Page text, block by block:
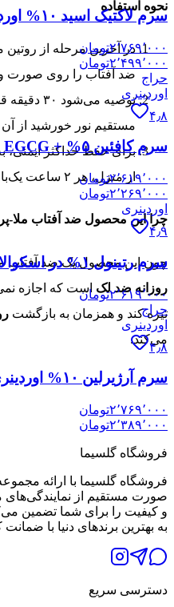
نحوه استفاده
در آخرین مرحله از روتین
ضد آفتاب را روی صورت و
توصیه
مستقیم نور خورشید از آن
برای حفظ حداکثر ایمنی،
از منزل، هر ۲ ساعت یک‌بار آن را
چرا این محصول ضد آفتاب ملا-
چون این محصول یک ضد آفتاب
روزانه ضد لک است که اجازه
تیره کند و همزمان به بازگشت
می‌کند.
سرم لاکتیک اسید ۱۰% اوردینری
۲٬۷۶۹٬۰۰۰تومان
۲٬۴۹۹٬۰۰۰تومان
حراج
اوردینری
۴٫۸
سرم کافئین ۵% + EGCG اوردینری
۲٬۶۱۹٬۰۰۰تومان
۲٬۲۶۹٬۰۰۰تومان
اوردینری
۴٫۹
سرم رتینول ۱% در اسکوالان اوردینری
۲٬۶۱۹٬۰۰۰تومان
حراج
اوردینری
۴٫۸
سرم آرژیرلین ۱۰% اوردینری
۲٬۷۶۹٬۰۰۰تومان
۲٬۳۸۹٬۰۰۰تومان
فروشگاه گلسیما
فروشگاه گلسیما با ارائه
صورت مستقیم از نمایندگی‌های
و کیفیت را برای شما تضمین
به بهترین برندهای دنیا با
دسترسی سریع